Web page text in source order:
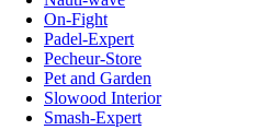
On-Fight
Padel-Expert
Pecheur-Store
Pet and Garden
Slowood Interior
Smash-Expert